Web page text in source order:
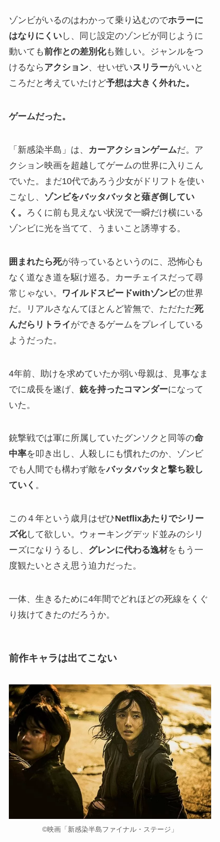
ゾンビがいるのはわかって乗り込むのでホラーに
はなりにくいし、同じ設定のゾンビが同じように
動いても前作との差別化も難しい。ジャンルをつ
けるなら アクション、せいぜいスリラーがいいと
ころだと考えていたけど予想は大きく外れた。
ゲームだった。
「新感染半島」は、 カーアクションゲームだ。ア
クション映画を超越してゲームの世界に入りこん
でいた。まだ10代であろう少女がドリフトを使い
こなし、 ゾンビをバッタバッタと薙ぎ倒してい
く。
ろくに前も見えない状況で一瞬だけ横にいる
ゾンビに光を当てて、うまいこと誘導する。
囲まれたら死が待っているというのに、恐怖心も
なく道なき道を駆け巡る。カーチェイスだって尋
常じゃない。
ワイルドスピードwithゾンビの世界
だ。リアルさなんてほとんど皆無で、ただただ死
んだらリトライができるゲームをプレイしている
ようだった。
4年前、助けを求めていたか弱い母親は、見事なま
でに成長を遂げ、 銃を持ったコマンダーになって
いた。
銃撃戦では軍に所属していたグンソクと同等の命
中率を叩き出し、人殺しにも慣れたのか、ゾンビ
でも人間でも構わず敵をバッタバッタと撃ち殺し
ていく 。
この４年という歳月はぜひNetflixあたりでシリー
ズ化して欲しい。ウォーキングデッド並みのシリ
ーズになりうるし、 グレンに代わる逸材をもう一
度観たいとさえ思う迫力だった。
一体、生きるために4年間でどれほどの死線をくぐ
り抜けてきたのだろうか。
前作キャラは出てこない
©︎映画「新感染半島ファイナル・ステージ」